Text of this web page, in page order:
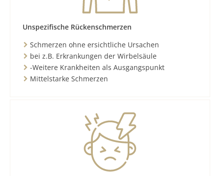
Unspezifische Rückenschmerzen
Schmerzen ohne ersichtliche Ursachen
bei z.B. Erkrankungen der Wirbelsäule
-Weitere Krankheiten als Ausgangspunkt
Mittelstarke Schmerzen